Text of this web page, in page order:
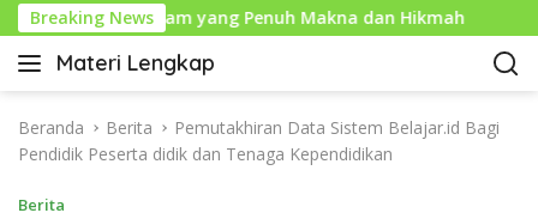
a
Breaking News
Baru Islam yang Penuh Makna dan Hikmah
Materi Lengkap
I
f
o
e
Beranda Berita
Pemutakhiran Data Sistem Belajar.id Bagi
Pendidik Peserta didik dan Tenaga Kependidikan
Berita